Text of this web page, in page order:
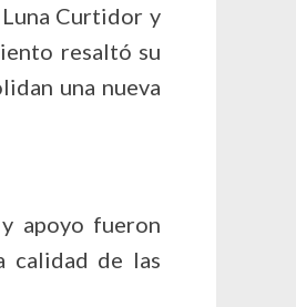
Curtidor y
resaltó su
una nueva
apoyo fueron
calidad de las